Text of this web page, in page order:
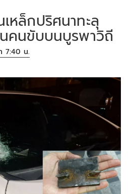
หล็กปริศนาทะลุ
คนขับบนบูรพาวิถี
7:40 น.